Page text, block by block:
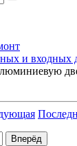
и входных